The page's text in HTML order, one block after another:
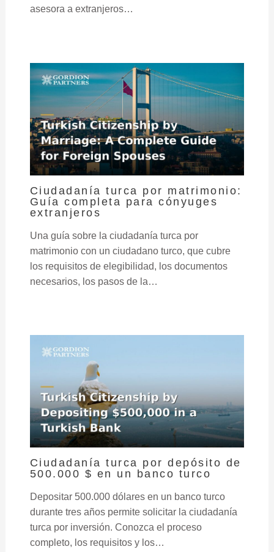
asesora a extranjeros…
Ciudadanía turca por matrimonio:
Guía completa para cónyuges
extranjeros
Una guía sobre la ciudadanía turca por
matrimonio con un ciudadano turco, que cubre
los requisitos de elegibilidad, los documentos
necesarios, los pasos de la…
Ciudadanía turca por depósito de
500.000 $ en un banco turco
Depositar 500.000 dólares en un banco turco
durante tres años permite solicitar la ciudadanía
turca por inversión. Conozca el proceso
completo, los requisitos y los…